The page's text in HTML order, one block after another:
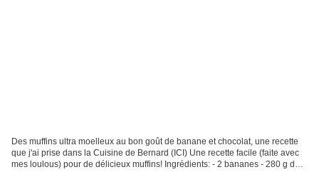
Des muffins ultra moelleux au bon goût de banane et chocolat, une recette
que j'ai prise dans la Cuisine de Bernard (ICI) Une recette facile (faite avec
mes loulous) pour de délicieux muffins! Ingrédients: - 2 bananes - 280 g de